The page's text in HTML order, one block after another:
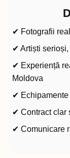
✔ Fotografii
✔ Artiști
✔ Experiență
Moldova
✔
✔ Contract clar
✔ Comunicare